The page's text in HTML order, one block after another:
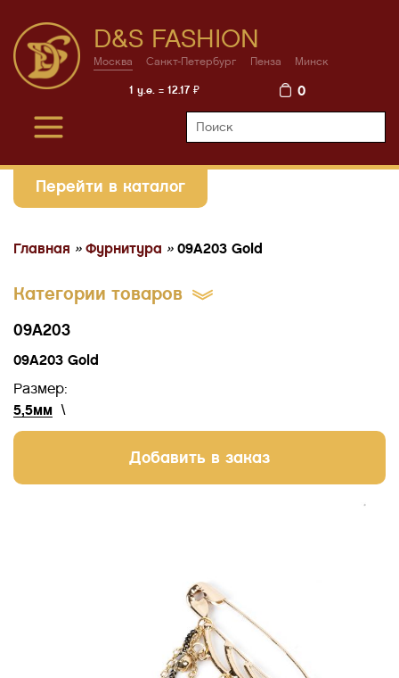
D&S FASHION
Москва Санкт-Петербург Пенза Минск
1 у.е. = 12.17 ₽ 0
Перейти в каталог
Главная » Фурнитура » 09A203 Gold
Категории товаров
09A203
09A203 Gold
Размер:
5,5мм \
Добавить в заказ